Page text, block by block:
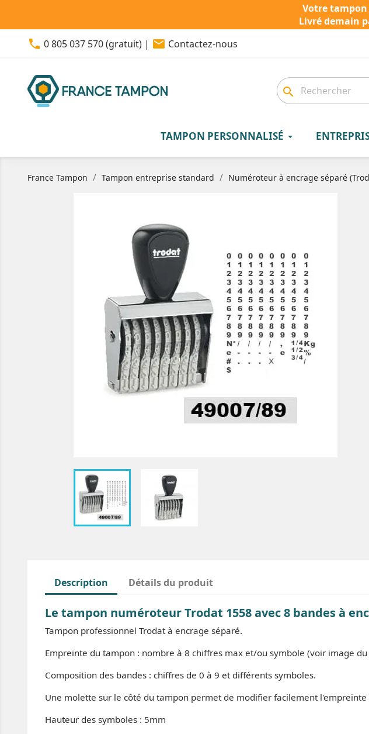
Votre
Livré demain
phone 0 805 037 570 (gratuit) | email Contactez-nous
search
TAMPON PERSONNALISÉ
France Tampon Tampon entreprise standard Numéroteur à encrage séparé
Description Détails du produit
Le tampon numéroteur Trodat 1558 avec 8 bandes à
Tampon professionnel Trodat à encrage séparé.
Empreinte du tampon : nombre à 8 chiffres max et/ou symbole (voir image
Composition des bandes : chiffres de 0 à 9 et différents symboles.
Une molette sur le côté du tampon permet de modifier facilement l'empreinte
Hauteur des symboles : 5mm